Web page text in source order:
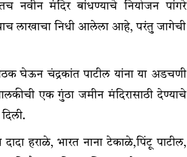
नवीन मंदिर बांधण्याचे नियोजन पांगरे
लाखाचा निधी आलेला आहे, परंतु जागेची
घेऊन चंद्रकांत पाटील यांना या अडचणी
एक गुंठा जमीन मंदिरासाठी देण्याचे
हराळे, भारत नाना टेकाळे,पिंटू पाटील,